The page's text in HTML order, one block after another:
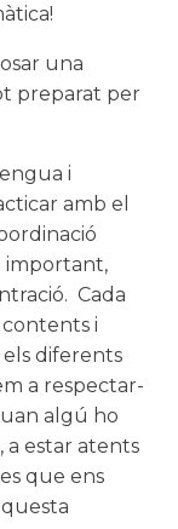
una
preparat per
i
amb el
important,
Cada
i
diferents
a respectar-
algú ho
a estar atents
que ens